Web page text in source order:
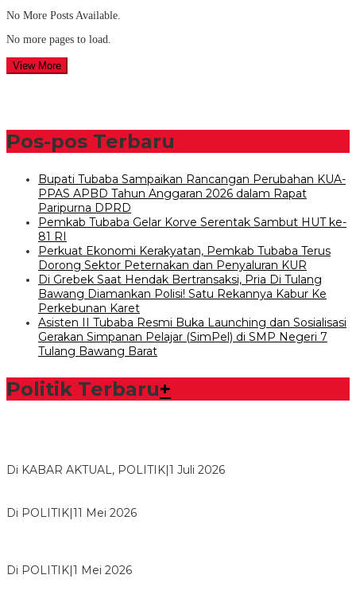
No More Posts Available.
No more pages to load.
View More
Pos-pos Terbaru
Bupati Tubaba Sampaikan Rancangan Perubahan KUA-
PPAS APBD Tahun Anggaran 2026 dalam Rapat
Paripurna DPRD
Pemkab Tubaba Gelar Korve Serentak Sambut HUT ke-
81 RI
Perkuat Ekonomi Kerakyatan, Pemkab Tubaba Terus
Dorong Sektor Peternakan dan Penyaluran KUR
Di Grebek Saat Hendak Bertransaksi, Pria Di Tulang
Bawang Diamankan Polisi! Satu Rekannya Kabur Ke
Perkebunan Karet
Asisten II Tubaba Resmi Buka Launching dan Sosialisasi
Gerakan Simpanan Pelajar (SimPel) di SMP Negeri 7
Tulang Bawang Barat
Politik Terbaru+
Di KABAR AKTUAL, POLITIK 1 Juli 2026
Di POLITIK 11 Mei 2026
Di POLITIK 1 Mei 2026